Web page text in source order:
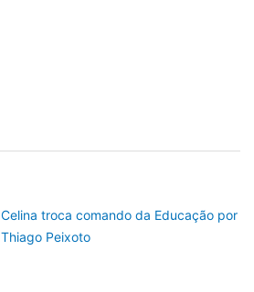
Celina troca comando da Educação por
Thiago Peixoto